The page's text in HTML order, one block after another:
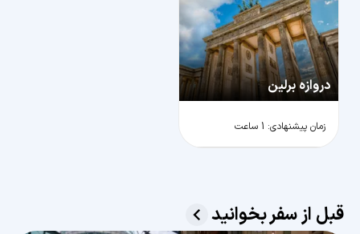
دروازه برلین
زمان پیشنهادی: 1 ساعت
قبل از سفر بخوانید